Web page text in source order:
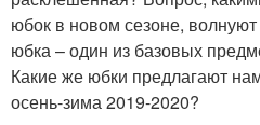
юбок в новом сезоне,
юбка – один из базовых
Какие же юбки предлагают
осень-зима 2019-2020?